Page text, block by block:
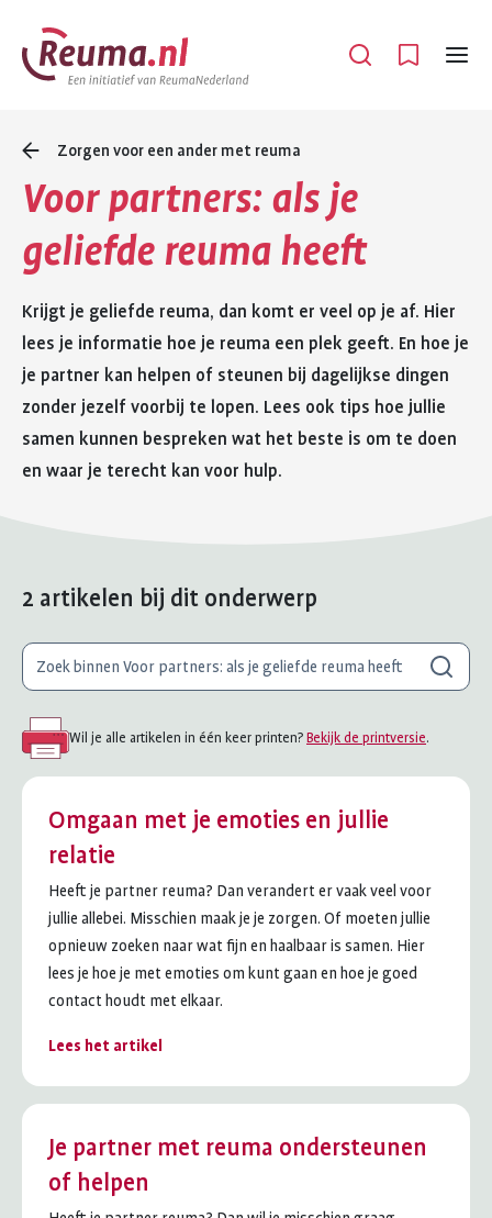
Spring
naar
hoofdinhoud
Spring
naar
footer
Open
Menu
Zorgen voor een ander met reuma
Voor partners: als je
geliefde reuma heeft
Krijgt je geliefde reuma, dan komt er veel op je af. Hier
lees je informatie hoe je reuma een plek geeft. En hoe je
je partner kan helpen of steunen bij dagelijkse dingen
zonder jezelf voorbij te lopen. Lees ook tips hoe jullie
samen kunnen bespreken wat het beste is om te doen
en waar je terecht kan voor hulp.
2 artikelen bij dit onderwerp
Waar
ben
naar
zoek?
Zoeken
Wil je alle artikelen in één keer printen? Bekijk de printversie.
Omgaan met je emoties en jullie
relatie
Heeft je partner reuma? Dan verandert er vaak veel voor
jullie allebei. Misschien maak je je zorgen. Of moeten jullie
opnieuw zoeken naar wat fijn en haalbaar is samen. Hier
lees je hoe je met emoties om kunt gaan en hoe je goed
contact houdt met elkaar.
Lees het artikel
Je partner met reuma ondersteunen
of helpen